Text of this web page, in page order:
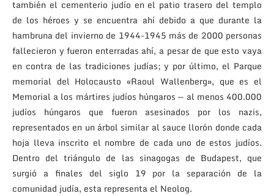
también el cementerio judío en el patio trasero del templo
de los héroes y se encuentra ahí debido a que durante la
hambruna del invierno de 1944-1945 más de 2000 personas
fallecieron y fueron enterradas ahí, a pesar de que esto vaya
en contra de las tradiciones judías; y por último, el Parque
memorial del Holocausto «Raoul Wallenberg», que es el
Memorial a los mártires judíos húngaros — al menos 400.000
judíos húngaros que fueron asesinados por los nazis,
representados en un árbol similar al sauce llorón donde cada
hoja lleva inscrito el nombre de cada uno de estos judíos.
Dentro del triángulo de las sinagogas de Budapest, que
surgió a finales del siglo 19 por la separación de la
comunidad judía, esta representa el Neolog.